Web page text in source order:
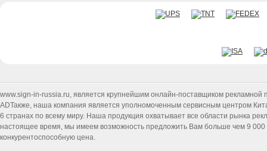
www.sign-in-russia.ru, является крупнейшим онлайн-поставщиком рекламной
ADТакже, наша компания является уполномоченным сервисным центром
6 странах по всему миру. Наша продукция охватывает все области рынка
настоящее время, мы имеем возможность предложить Вам больше чем 9 000
конкурентоспособную цена.